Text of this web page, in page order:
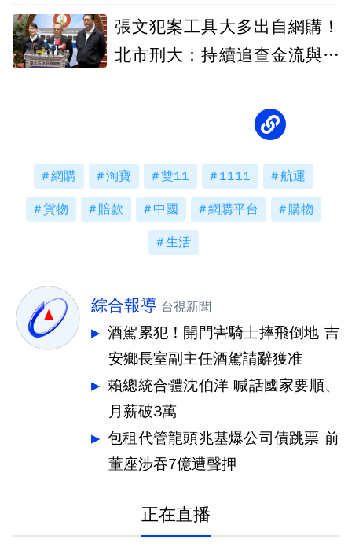
張文犯案工具大多出自網購！
北市刑大：持續追查金流與刀
網購 淘寶 雙11 1111 航運
貨物 賠款 中國 網購平台 購物
生活
綜合報導 台視新聞
酒駕累犯！開門害騎士摔飛倒地 吉
安鄉長室副主任酒駕請辭獲准
賴總統合體沈伯洋 喊話國家要順、
月薪破3萬
包租代管龍頭兆基爆公司債跳票 前
董座涉吞7億遭聲押
正在直播